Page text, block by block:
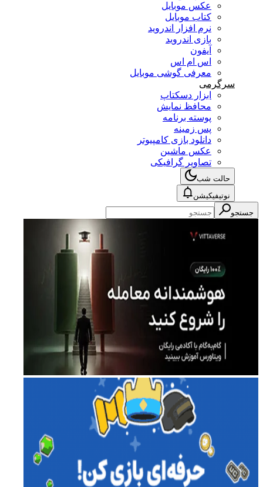
عکس موبایل
کتاب موبایل
نرم افزار اندروید
بازی اندروید
آیفون
اس ام اس
معرفی گوشی موبایل
سرگرمی
ابزار دسکتاپ
محافظ نمایش
پوسته برنامه
پس زمینه
دانلود بازی کامپیوتر
عکس ماشین
تصاویر گرافیکی
حالت شب
نوتیفیکیشن
جستجو